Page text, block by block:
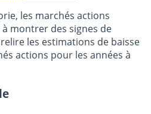
les marchés actions
montrer des signes de
les estimations de baisse
actions pour les années à